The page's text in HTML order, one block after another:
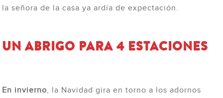
la señora de la casa ya ardía de expectación.
UN ABRIGO PARA 4 ESTACIONES
En invierno, la Navidad gira en torno a los adornos